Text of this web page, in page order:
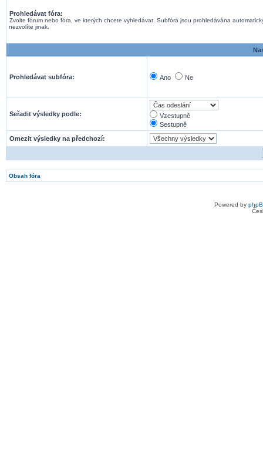
Prohledávat fóra:
Zvolte fórum nebo fóra, ve kterých chcete vyhledávat. Subfóra jsou prohledávána
nezvolíte jinak.
Prohledávat subfóra: Ano Ne
Seřadit výsledky podle:
Vzestupně
Sestupně
Omezit výsledky na předchozí:
Obsah fóra
Powered by